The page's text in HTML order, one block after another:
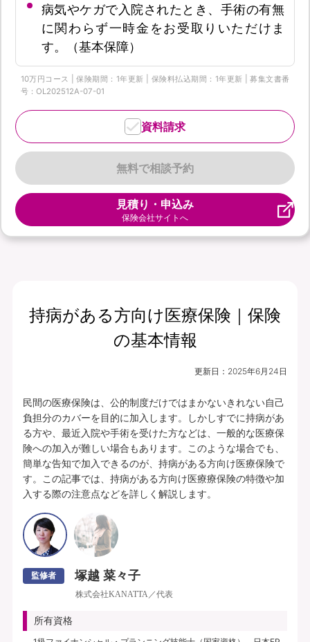
病気やケガで入院されたとき、手術の有無
に関わらず一時金をお受取りいただけま
す。（基本保障）
10万円コース | 保険期間：1年更新 | 保険料払込期間：1年更新 | 募集文書番
号：OL202512A-07-01
無料で相談予約
資料請求
見積り・申込み
保険会社サイトへ
持病がある方向け医療保険｜保険
の基本情報
更新日： 2025年6月24日
民間の医療保険は、公的制度だけではまかないきれない自己
負担分のカバーを目的に加入します。しかしすでに持病があ
る方や、最近入院や手術を受けた方などは、一般的な医療保
険への加入が難しい場合もあります。このような場合でも、
簡単な告知で加入できるのが、持病がある方向け医療保険で
す。この記事では、持病がある方向け医療療保険の特徴や加
入する際の注意点などを詳しく解説します。
監修者 塚越 菜々子
株式会社KANATTA／代表
所有資格